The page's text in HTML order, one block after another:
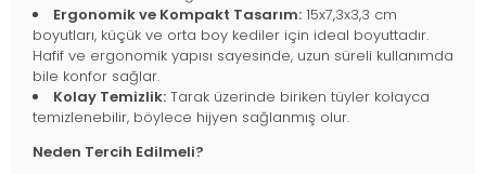
Ergonomik ve Kompakt Tasarım: 15x7,3x3,3 cm
boyutları, küçük ve orta boy kediler için ideal boyuttadır.
Hafif ve ergonomik yapısı sayesinde, uzun süreli kullanımda
bile konfor sağlar.
Kolay Temizlik: Tarak üzerinde biriken tüyler kolayca
temizlenebilir, böylece hijyen sağlanmış olur.
Neden Tercih Edilmeli?